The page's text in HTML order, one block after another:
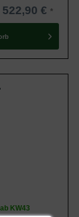
522,90 €
KW43